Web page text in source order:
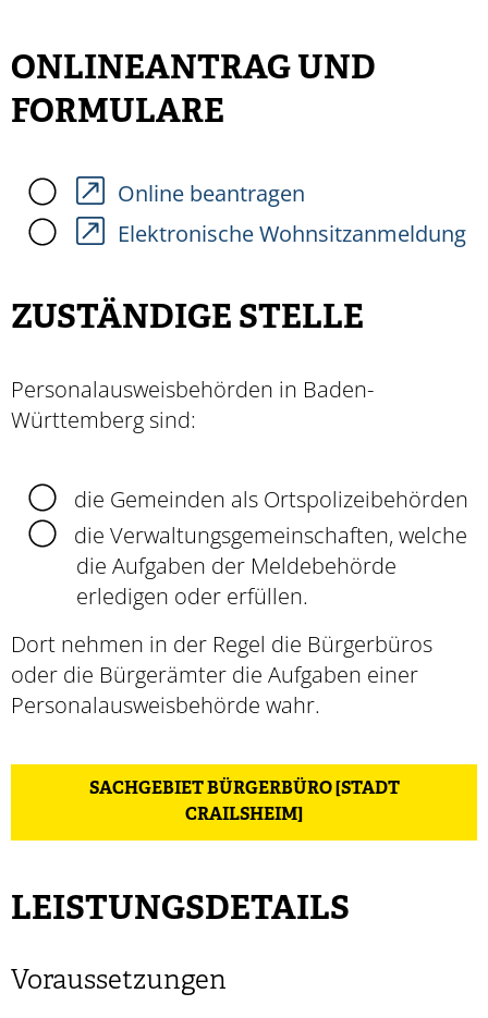
ONLINEANTRAG UND
FORMULARE
Online beantragen
Elektronische Wohnsitzanmeldung
ZUSTÄNDIGE STELLE
Personalausweisbehörden in Baden-
Württemberg sind:
die Gemeinden als Ortspolizeibehörden
die Verwaltungsgemeinschaften, welche
die Aufgaben der Meldebehörde
erledigen oder erfüllen.
Dort nehmen in der Regel die Bürgerbüros
oder die Bürgerämter die Aufgaben einer
Personalausweisbehörde wahr.
SACHGEBIET BÜRGERBÜRO [STADT
CRAILSHEIM]
LEISTUNGSDETAILS
Voraussetzungen